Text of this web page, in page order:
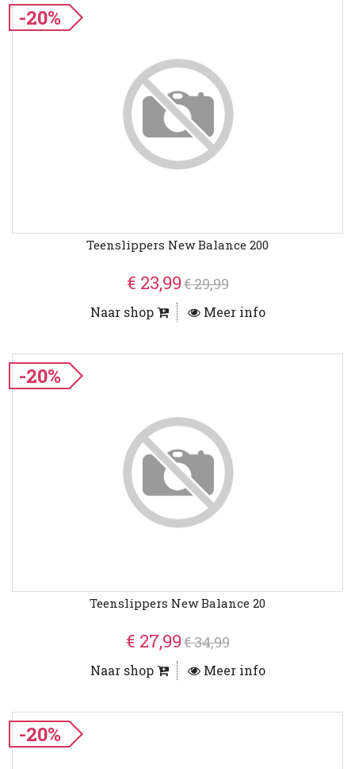
-20%
Teenslippers New Balance 200
€ 23,99€ 29,99
Naar shop Meer info
-20%
Teenslippers New Balance 20
€ 27,99€ 34,99
Naar shop Meer info
-20%